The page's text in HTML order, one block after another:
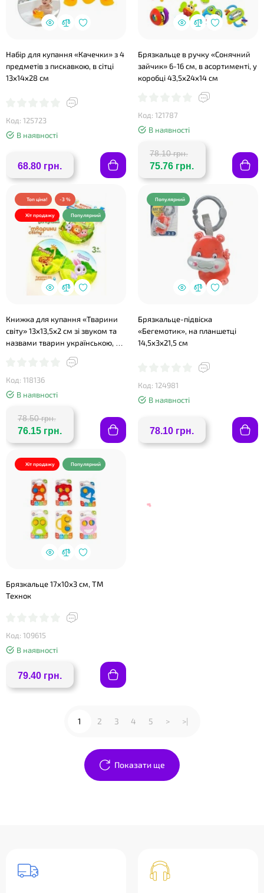
Набір для купання «Качечки» з 4
предметів з пискавкою, в сітці
13х14х28 см
Код: 125723
В наявності
68.80 грн.
Брязкальце в ручку «Сонячний
зайчик» 6-16 см, в асортименті, у
коробці 43,5х24х14 см
Код: 121787
В наявності
78.10 грн.
75.76 грн.
Топ ціна! -3 %
Хіт продажу Популярний
Книжка для купання «Тварини
світу» 13х13,5х2 см зі звуком та
назвами тварин українською, у
Код: 118136
В наявності
78.50 грн.
76.15 грн.
Популярний
Брязкальце-підвіска
«Бегемотик», на планшетці
14,5х3х21,5 см
Код: 124981
В наявності
78.10 грн.
Хіт продажу Популярний
Брязкальце 17х10х3 см, ТМ
Технок
Код: 109615
В наявності
79.40 грн.
Показати ще
1 2 3 4 5 > >|
❤
❤